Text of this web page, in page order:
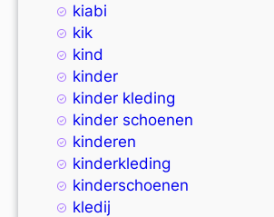
kiabi
kik
kind
kinder
kinder kleding
kinder schoenen
kinderen
kinderkleding
kinderschoenen
kledij